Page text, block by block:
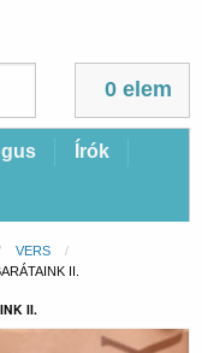
0 elem
Írók
VERS
II.
II.